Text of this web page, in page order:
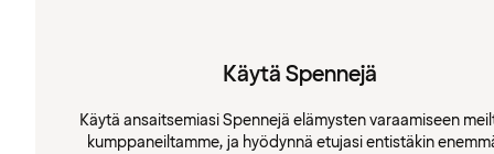
Käytä Spennejä
Käytä ansaitsemiasi Spennejä elämysten varaamiseen
kumppaneiltamme, ja hyödynnä etujasi entistäkin